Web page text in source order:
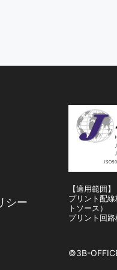
シー
【適用範囲】
プリント配
トソース）
プリント回
©3B-